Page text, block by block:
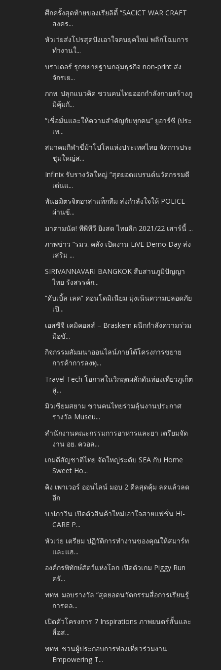
ศึกครั้งสุดท้ายของเรียลิตี้ “SACICT WAR CRAFT
สงคร...
หัวเว่ยส่งโปรสุดปังเอาใจคนยุคใหม่ พลิกโฉมการ
ทำงานใ...
บราเดอร์ รุกขยายฐานกลุ่มธุรกิจ non-print ส่ง
จักรเย...
กกท. ปลุกแนวคิด ชวนคนไทยออกกำลังกายสร้างภู
มิคุ้มกั...
“เชื่อมั่นและให้ความสำคัญกับทุกคน” ยูอาร์ซี (ประ
เท...
สมาคมกีฬาขี่ม้าโปโลแห่งประเทศไทย จัดการประ
ชุมใหญ่ส...
Infinix รับรางวัลใหญ่ “สุดยอดแบรนด์นวัตกรรมดี
เด่นแ...
พันธมิตรจิตอาสาแท็กทีม ส่งกำลังใจให้ POLICE
ผ่านข้...
มาตามนัด! พีพีทีวี ยิงสด ไทยลีก 2021/22 เสาร์นี้ ...
ภาพข่าว “รมว. คลัง เปิดงาน LiVE Demo Day ส่ง
เสริม ...
SIRIVANNAVARI BANGKOK สืบสานภูมิปัญญา
ไทย รังสรรค์ก...
“ดับเบิ้ล เลค” คอนโดมิเนียม มุ่งเน้นความปลอดภัย
เปิ...
เอสซีจี เคมิคอลส์ – Braskem ผนึกกำลังความร่วม
มือขั...
กิจกรรมสัมมนาออนไลน์ภายใต้โครงการขยาย
การค้าการลงทุ...
Travel Tech โอกาสในวิกฤตผลักดันท่องเที่ยวภูเก็ต
สู่...
มิวเซียมสยาม ชวนคนไทยร่วมลุ้นงานประกาศ
รางวัล Museu...
สำนักงานคณะกรรมการอาหารและยา เตรียมจัด
งาน อย. ควอล...
เกมดีสัญชาติไทย จัดใหญ่ระดับ SEA กับ Home
Sweet Ho...
คิง เพาเวอร์ ออนไลน์ มอบ 2 ดีลสุดคุ้ม ลดแล้วลด
อีก
บ.ปภาวิน เปิดตัวสินค้าใหม่เอาใจสายแฟชั่น HI-
CARE P...
หัวเว่ย เตรียม ปฏิวัติการทำงานของคุณให้สมาร์ท
และแฮ...
องค์กรพิทักษ์สัตว์แห่งโลก เปิดตัวเกม Piggy Run
ครั...
ททท. มอบรางวัล “สุดยอดนวัตกรรมสื่อการเรียนรู้
การตล...
เปิดตัวโครงการ 7 Inspirations ภาพยนตร์สั้นและ
สื่อส...
ททท. ชวนผู้ประกอบการท่องเที่ยวร่วมงาน
Empowering T...